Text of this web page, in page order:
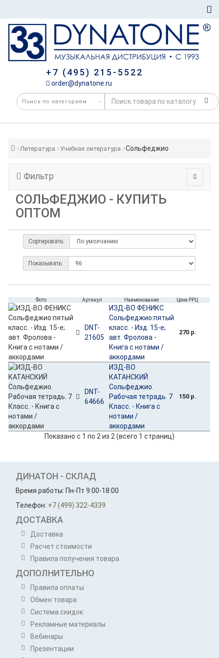
+7 (495) 215-5522
order@dynatone.ru
Литература Учебная литература Сольфеджио
Фильтр
СОЛЬФЕДЖИО - КУПИТЬ
ОПТОМ
Сортировать:
Показывать:
Фото Артикул Наименование Цена РРЦ
DNT-
21605
ИЗД-ВО ФЕНИКС
Сольфеджио:пятый
класс. - Изд. 15-е;
авт. Фролова -
Книга с нотами /
аккордами
270 р.
DNT-
64666
ИЗД-ВО
КАТАНСКИЙ
Сольфеджио.
Рабочая тетрадь. 7
Класс. - Книга с
нотами /
аккордами
150 р.
Показано с 1 по 2 из 2 (всего 1 страниц)
ДИНАТОН - СКЛАД
Время работы: Пн-Пт 9:00-18:00
Телефон: +7 (499) 322-4339
ДОСТАВКА
Доставка
Расчет стоимости
Правила получения товара
ДОПОЛНИТЕЛЬНО
Правила оплаты
Обмен товара
Система скидок
Рекламные материалы
Вебинары
Презентации